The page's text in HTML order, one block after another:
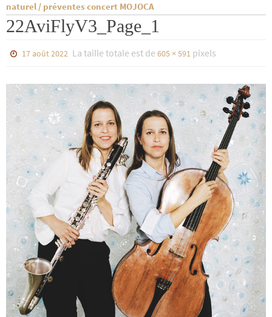
naturel / préventes concert MOJOCA
22AviFlyV3_Page_1
17 août 2022 La taille totale est de605 × 591 pixels